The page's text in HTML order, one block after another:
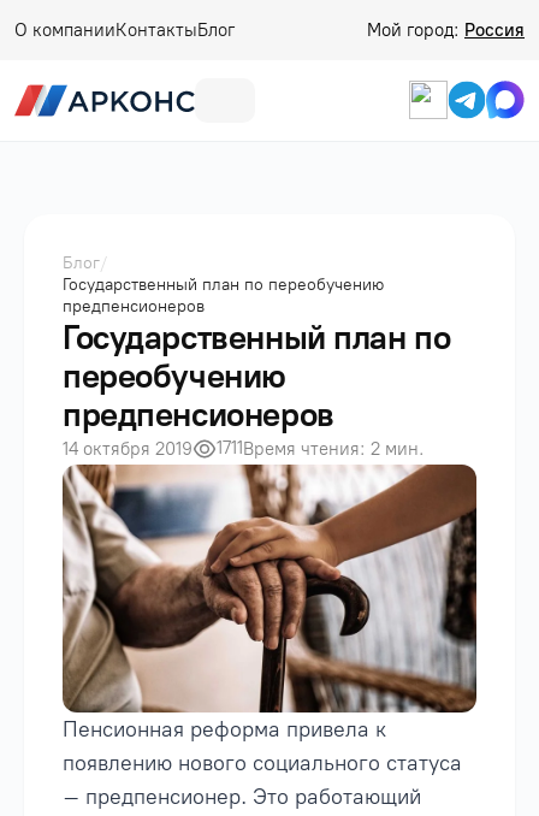
О компанииКонтактыБлог Мой город: Россия
Блог/
Государственный план по переобучению
предпенсионеров
Государственный план по
переобучению
предпенсионеров
14 октября 2019 1711Время чтения: 2 мин.
Пенсионная реформа привела к
появлению нового социального статуса
– предпенсионер. Это работающий